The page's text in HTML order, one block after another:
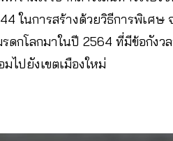
ในการสร้างด้วยวิธีการพิเศ
กโลกมาในปี 2564 ที่มีข้อกังว
ไปยังเขตเมืองใหม่